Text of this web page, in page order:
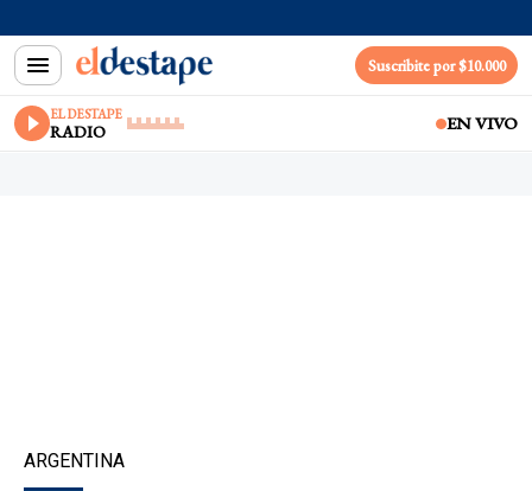
Suscribite por $10.000
EL DESTAPE
RADIO EN VIVO
ARGENTINA